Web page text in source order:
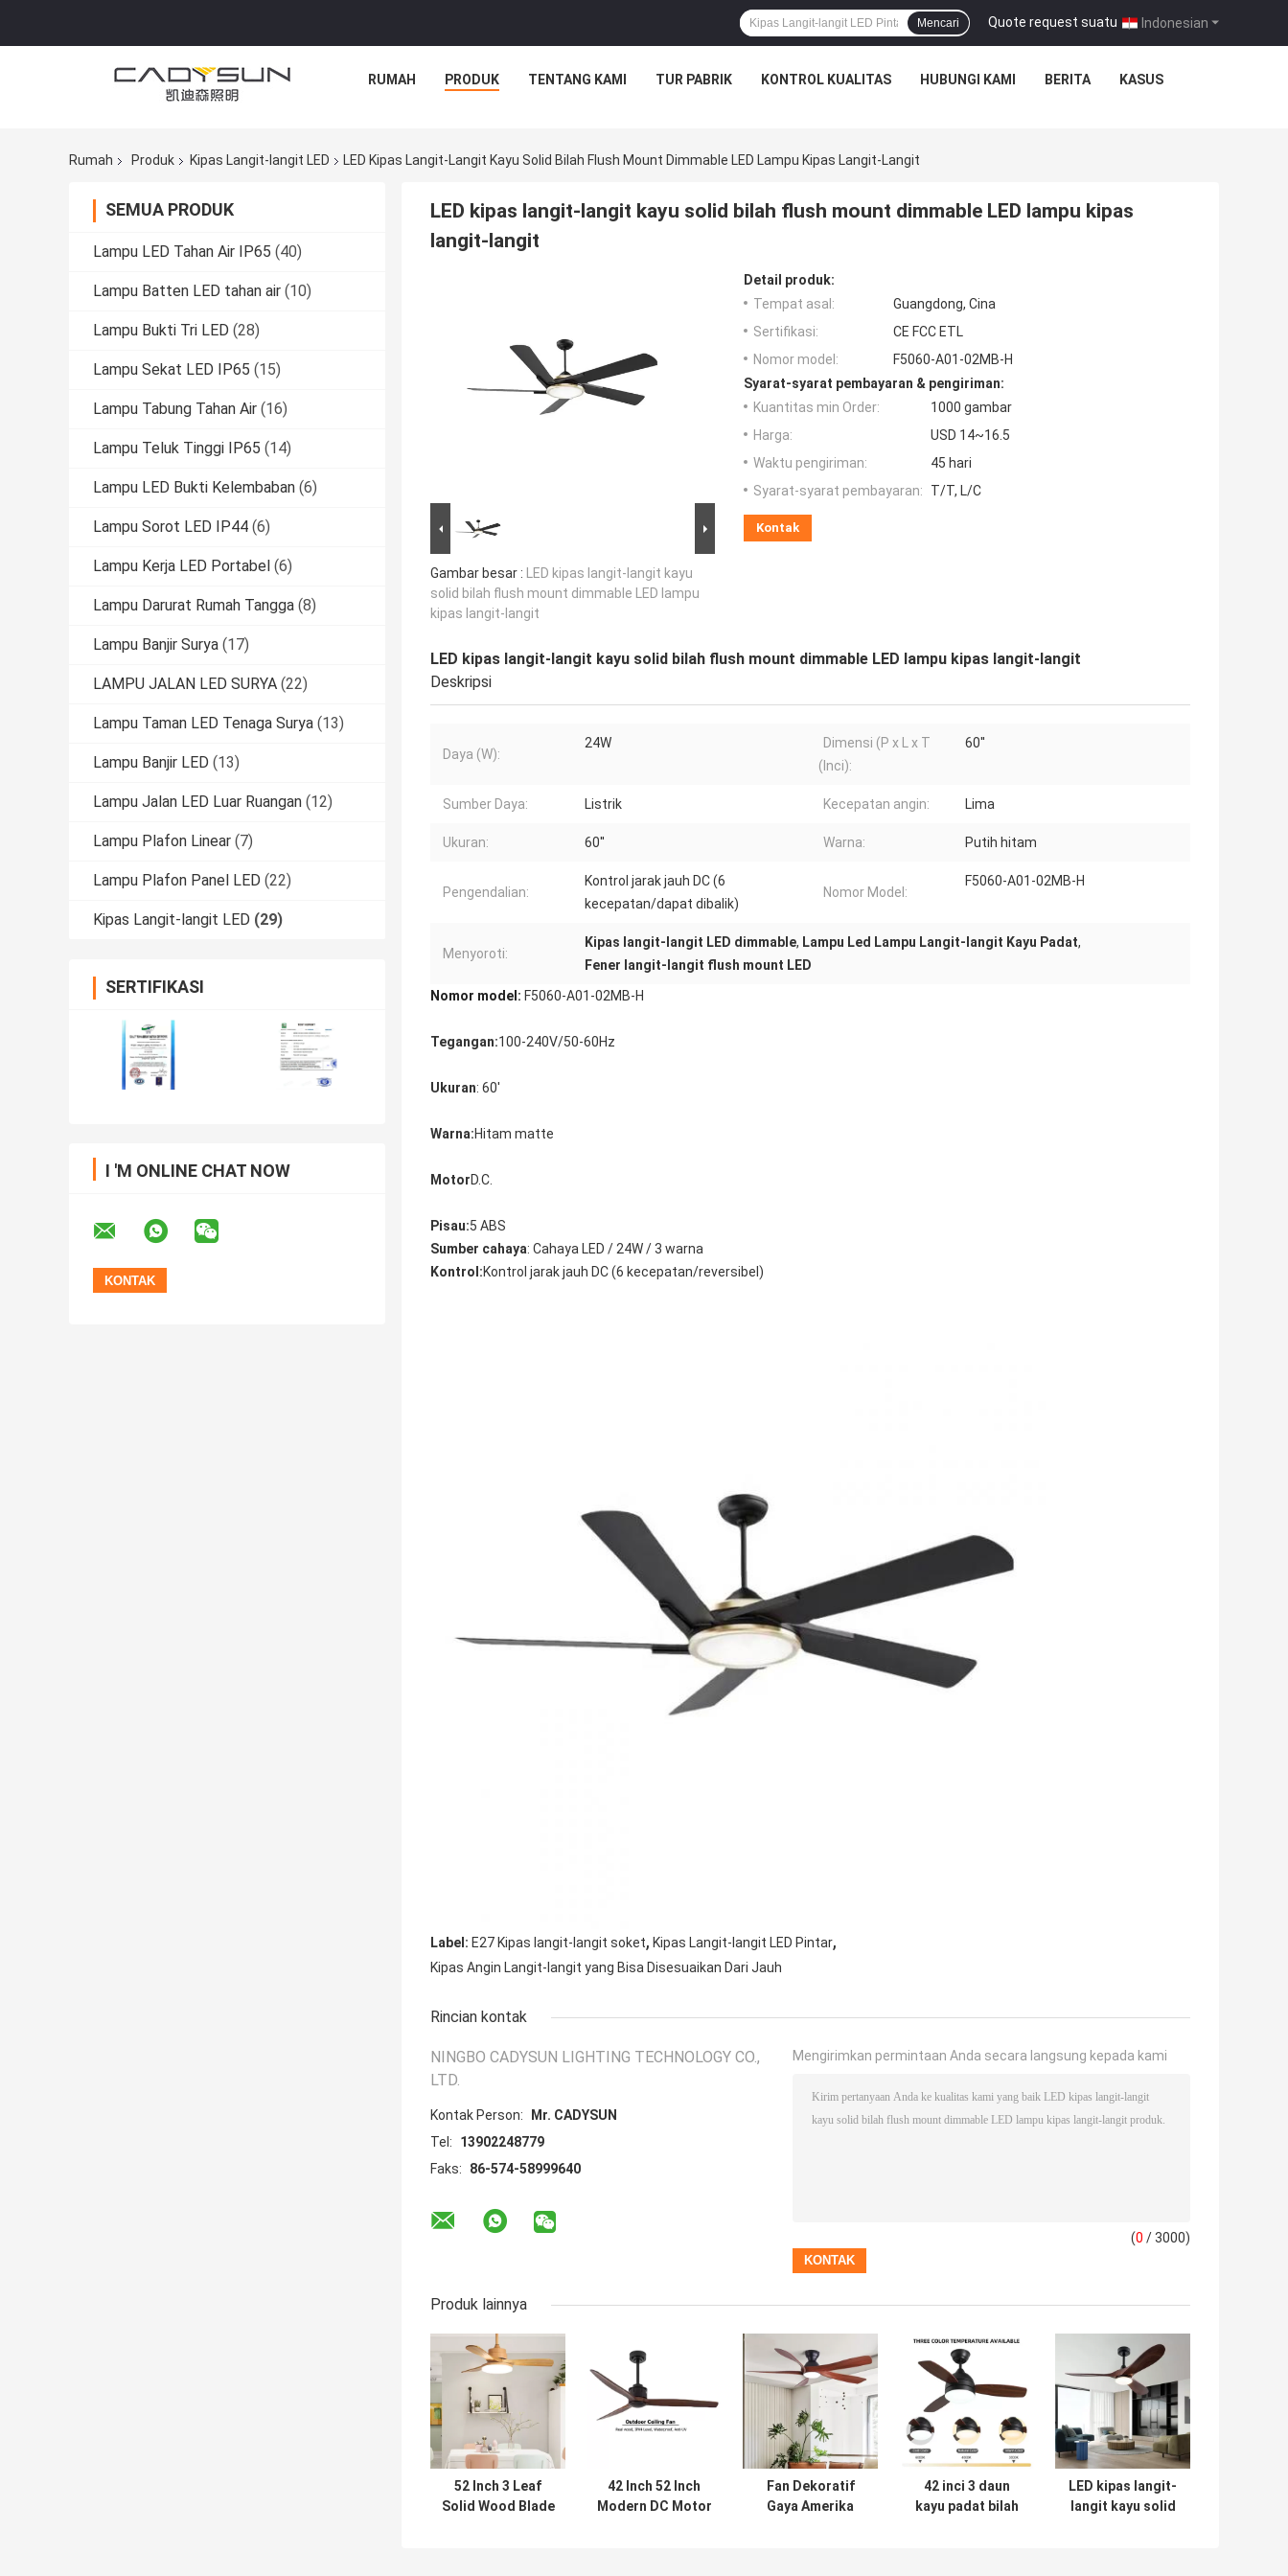
Indonesian
Quote request suatu |
Mencari
RUMAH PRODUK TENTANG KAMI TUR PABRIK KONTROL KUALITAS HUBUNGI KAMI BERITA KASUS
Rumah Produk Kipas Langit-langit LED LED Kipas Langit-Langit Kayu Solid Bilah Flush Mount Dimmable LED Lampu Kipas Langit-Langit
SEMUA PRODUK
Lampu LED Tahan Air IP65 (40)
Lampu Batten LED tahan air (10)
Lampu Bukti Tri LED (28)
Lampu Sekat LED IP65 (15)
Lampu Tabung Tahan Air (16)
Lampu Teluk Tinggi IP65 (14)
Lampu LED Bukti Kelembaban (6)
Lampu Sorot LED IP44 (6)
Lampu Kerja LED Portabel (6)
Lampu Darurat Rumah Tangga (8)
Lampu Banjir Surya (17)
LAMPU JALAN LED SURYA (22)
Lampu Taman LED Tenaga Surya (13)
Lampu Banjir LED (13)
Lampu Jalan LED Luar Ruangan (12)
Lampu Plafon Linear (7)
Lampu Plafon Panel LED (22)
Kipas Langit-langit LED (29)
SERTIFIKASI
I 'M ONLINE CHAT NOW
LED kipas langit-langit kayu solid bilah flush mount dimmable LED lampu kipas
langit-langit
Gambar besar : LED kipas langit-langit kayu
solid bilah flush mount dimmable LED lampu
kipas langit-langit
Detail produk:
Tempat asal:
Guangdong, Cina
Sertifikasi:
CE FCC ETL
Nomor model:
F5060-A01-02MB-H
Syarat-syarat pembayaran & pengiriman:
Kuantitas min Order:
1000 gambar
Harga:
USD 14~16.5
Waktu pengiriman:
45 hari
Syarat-syarat pembayaran:
T/T, L/C
Kontak
LED kipas langit-langit kayu solid bilah flush mount dimmable LED lampu kipas langit-langit
Deskripsi
Daya (W):
24W
Dimensi (P x L x T
(Inci):
60''
Sumber Daya: Listrik Kecepatan angin: Lima
Ukuran: 60'' Warna: Putih hitam
Pengendalian:
Kontrol jarak jauh DC (6
kecepatan/dapat dibalik)
Nomor Model:
F5060-A01-02MB-H
Menyoroti:
Kipas langit-langit LED dimmable, Lampu Led Lampu Langit-langit Kayu Padat,
Fener langit-langit flush mount LED
Nomor model: F5060-A01-02MB-H
Tegangan:100-240V/50-60Hz
Ukuran: 60'
Warna:Hitam matte
MotorD.C.
Pisau:5 ABS
Sumber cahaya: Cahaya LED / 24W / 3 warna
Kontrol:Kontrol jarak jauh DC (6 kecepatan/reversibel)
Label: E27 Kipas langit-langit soket, Kipas Langit-langit LED Pintar,
Kipas Angin Langit-langit yang Bisa Disesuaikan Dari Jauh
Rincian kontak
NINGBO CADYSUN LIGHTING TECHNOLOGY CO.,
LTD.
Kontak Person:
Mr. CADYSUN
Tel:
13902248779
Faks:
86-574-58999640
Mengirimkan permintaan Anda secara langsung kepada kami
(0 / 3000)
Produk lainnya
52 Inch 3 Leaf
Solid Wood Blade
42 Inch 52 Inch
Modern DC Motor
Fan Dekoratif
Gaya Amerika
42 inci 3 daun
kayu padat bilah
LED kipas langit-
langit kayu solid